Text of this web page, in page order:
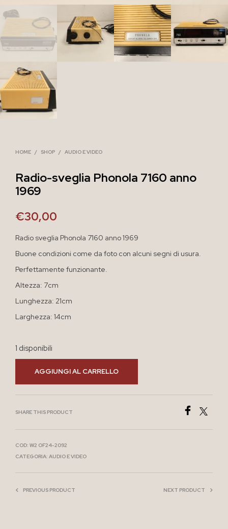
HOME / SHOP / AUDIO E VIDEO
Radio-sveglia Phonola 7160 anno
1969
€30,00
Radio sveglia Phonola 7160 anno 1969
Buone condizioni come da foto con alcuni segni di usura.
Perfettamente funzionante.
Altezza: 7cm
Lunghezza: 21cm
Larghezza: 14cm
1 disponibili
AGGIUNGI AL CARRELLO
SHARE THIS PRODUCT
COD: W2 OF24-2092
CATEGORIA: AUDIO E VIDEO
PREVIOUS PRODUCT NEXT PRODUCT